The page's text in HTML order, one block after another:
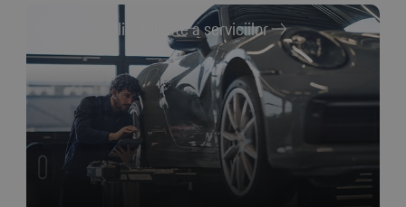
Sfera de aplicabilitate a serviciilor